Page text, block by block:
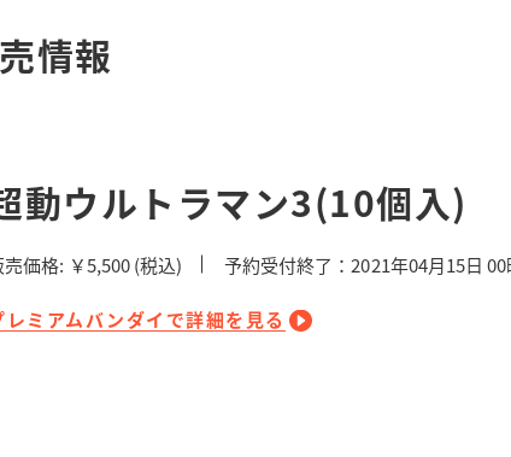
情報
動ウルトラマン3(10個入)
売価格: ￥5,500(税込) 予約受付終了：2021年04月15日
レミアムバンダイで詳細を見る